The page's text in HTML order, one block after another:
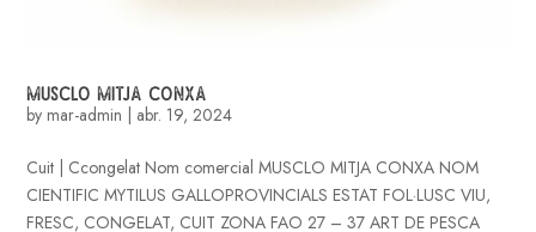
MUSCLO MITJA CONXA
bymar-admin | abr. 19, 2024
Cuit | Ccongelat Nom comercial MUSCLO MITJA CONXA NOM
CIENTIFIC MYTILUS GALLOPROVINCIALS ESTAT FOL·LUSC VIU,
FRESC, CONGELAT, CUIT ZONA FAO 27 – 37 ART DE PESCA